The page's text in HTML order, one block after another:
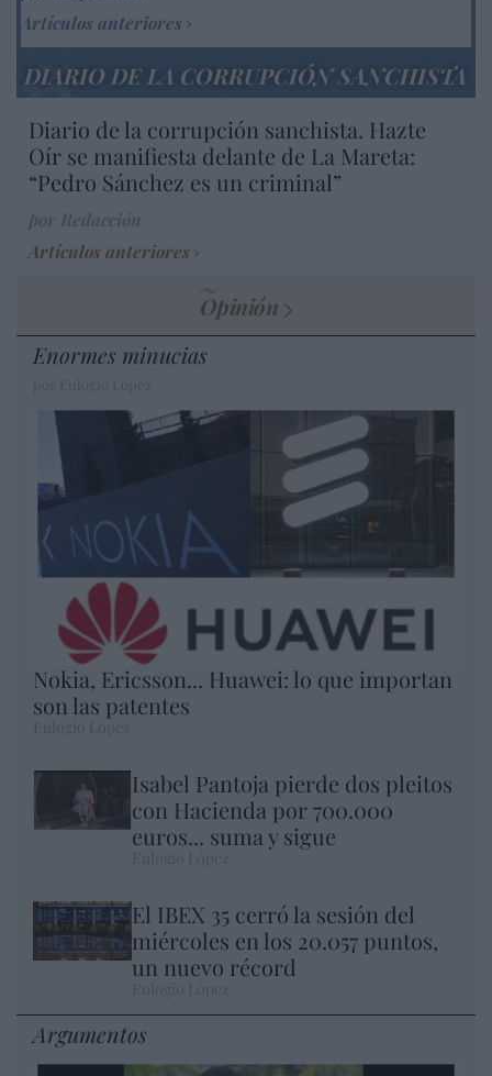
Artículos anteriores
DIARIO DE LA CORRUPCIÓN SANCHISTA
Diario de la corrupción sanchista. Hazte
Oír se manifiesta delante de La Mareta:
“Pedro Sánchez es un criminal”
Artículos anteriores
Opinión
Enormes minucias
Nokia, Ericsson... Huawei: lo que importan
son las patentes
Isabel Pantoja pierde dos pleitos
con Hacienda por 700.000
euros... suma y sigue
El IBEX 35 cerró la sesión del
miércoles en los 20.057 puntos,
un nuevo récord
Argumentos